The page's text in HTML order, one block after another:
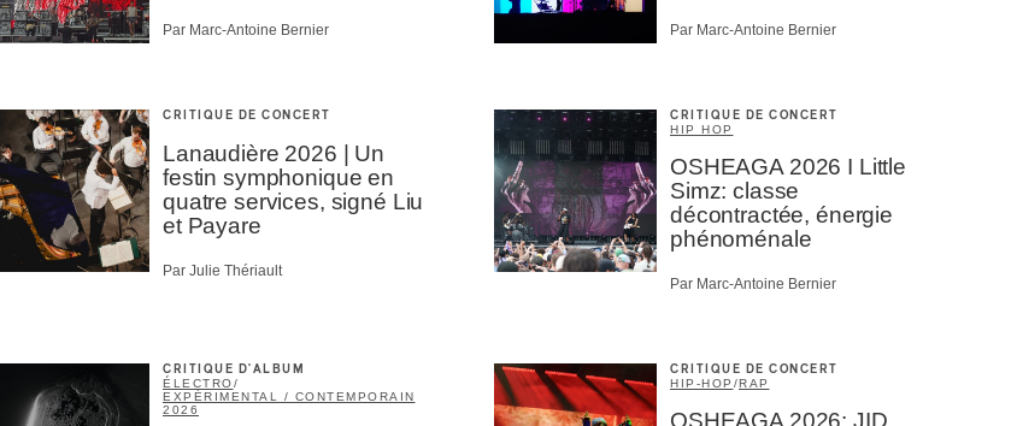
Par Marc-Antoine Bernier Par Marc-Antoine Bernier
CRITIQUE DE CONCERT
Lanaudière 2026 | Un
festin symphonique en
quatre services, signé Liu
et Payare
Par Julie Thériault
CRITIQUE DE CONCERT
HIP HOP
OSHEAGA 2026 I Little
Simz: classe
décontractée, énergie
phénoménale
Par Marc-Antoine Bernier
CRITIQUE D'ALBUM
ÉLECTRO/
EXPÉRIMENTAL / CONTEMPORAIN
2026
CRITIQUE DE CONCERT
HIP-HOP /RAP
OSHEAGA 2026: JID